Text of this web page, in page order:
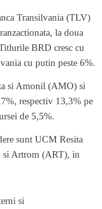
Transilvania (TLV)
la doua
BRD cresc cu
cu putin peste 6%.
si Amonil (AMO) si
respectiv 13,3% pe
de 5,5%.
sunt UCM Resita
si Artrom (ART), in
si